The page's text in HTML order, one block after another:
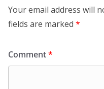
Your email address will
fields are marked *
Comment*